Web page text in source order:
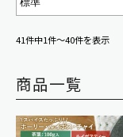
41件中1件～40件を表示
商品一覧